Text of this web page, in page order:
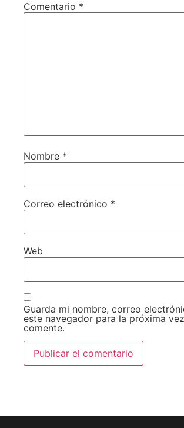
Comentario *
Nombre *
Correo electrónico *
Web
Guarda mi nombre, correo
este navegador para la próxima
comente.